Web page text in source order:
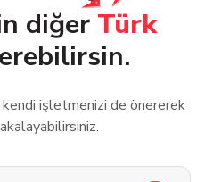
diğer Türk
işletmenizi de önererek